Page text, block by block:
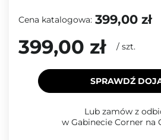
Cena katalogowa: 399,00 zł
399,00 zł / szt.
SPRAWDŹ
Lub zamów z
w Gabinecie Corner na